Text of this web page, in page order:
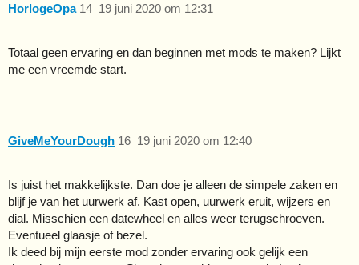
HorlogeOpa 19 juni 2020 om 12:31
14
Totaal geen ervaring en dan beginnen met mods te maken? Lijkt
me een vreemde start.
GiveMeYourDough 19 juni 2020 om 12:40
16
Is juist het makkelijkste. Dan doe je alleen de simpele zaken en
blijf je van het uurwerk af. Kast open, uurwerk eruit, wijzers en
dial. Misschien een datewheel en alles weer terugschroeven.
Eventueel glaasje of bezel.
Ik deed bij mijn eerste mod zonder ervaring ook gelijk een